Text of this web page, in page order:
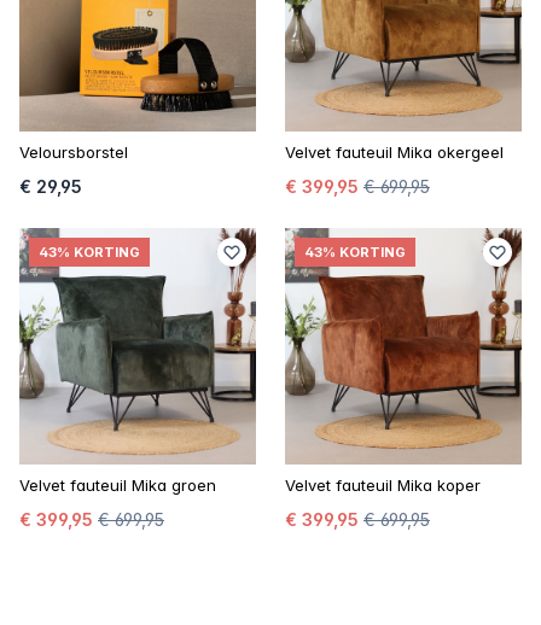
Veloursborstel
€ 29,95
Velvet fauteuil Mika okergeel
€ 399,95 € 699,95
43% KORTING
Velvet fauteuil Mika groen
€ 399,95 € 699,95
43% KORTING
Velvet fauteuil Mika koper
€ 399,95 € 699,95